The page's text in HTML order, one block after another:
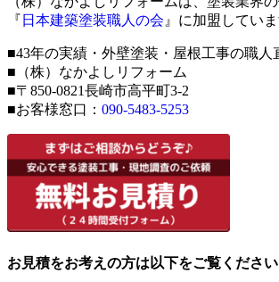
『 日本建築塗装職人の会 』に加盟していま
■43年の実績・外壁塗装・屋根工事の職人
■（株）なかよしリフォーム
■〒850-0821長崎市高平町3-2
■お客様窓口： 090-5483-5253
お見積をお考えの方は以下をご覧ください